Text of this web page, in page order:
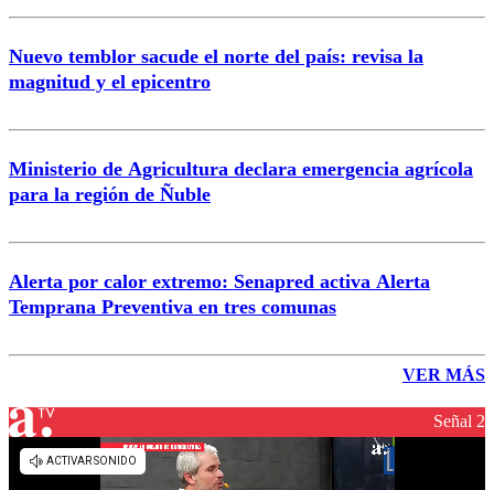
Nuevo temblor sacude el norte del país: revisa la
magnitud y el epicentro
Ministerio de Agricultura declara emergencia agrícola
para la región de Ñuble
Alerta por calor extremo: Senapred activa Alerta
Temprana Preventiva en tres comunas
VER MÁS
Señal 2